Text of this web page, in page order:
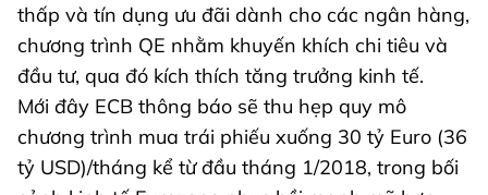
thấp và tín dụng ưu đãi dành cho các ngân hàng,
chương trình QE nhằm khuyến khích chi tiêu và
đầu tư, qua đó kích thích tăng trưởng kinh tế.
Mới đây ECB thông báo sẽ thu hẹp quy mô
chương trình mua trái phiếu xuống 30 tỷ Euro (36
tỷ USD)/tháng kể từ đầu tháng 1/2018, trong bối